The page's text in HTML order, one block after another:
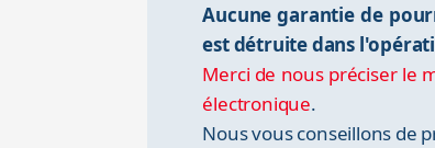
Aucune garantie de
est détruite dans
Merci de nous préciser le
électronique.
Nous vous conseillons de